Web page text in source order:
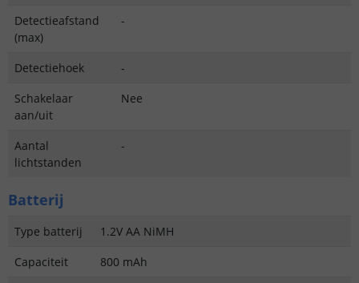
Detectieafstand
(max)
-
Detectiehoek
-
Schakelaar
aan/uit
Nee
Aantal
lichtstanden
-
Batterij
Type batterij
1.2V AA NiMH
Capaciteit
800 mAh